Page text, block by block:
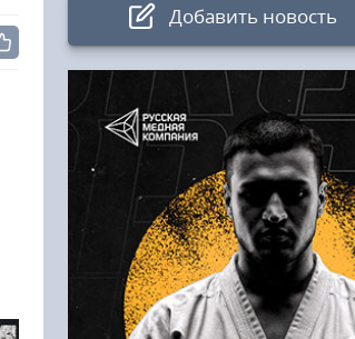
Добавить новость
Авторизация
Логин:
Пароль
Войти